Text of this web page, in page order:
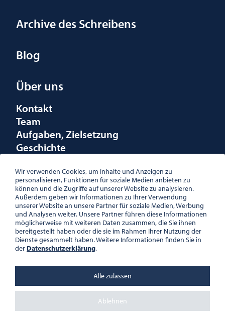
Archive des Schreibens
Blog
Über uns
Kontakt
Team
Aufgaben, Zielsetzung
Geschichte
Förderungen
Logo
ÖSTERREICHISCHE
GESELLSCHAFT FÜR LITERATUR
PALAIS WILCZEK, HERRENGASSE
ZVR-NR.: 508018443
16:00 UHR, FR 10:00 – 13:00 UHR
DATENSCHUTZ
Wir verwenden Cookies, um Inhalte und Anzeigen zu
personalisieren, Funktionen für soziale Medien anbieten zu
können und die Zugriffe auf unserer Website zu analysieren.
Außerdem geben wir Informationen zu Ihrer Verwendung
unserer Website an unsere Partner für soziale Medien, Werbung
und Analysen weiter. Unsere Partner führen diese Informationen
möglicherweise mit weiteren Daten zusammen, die Sie ihnen
bereitgestellt haben oder die sie im Rahmen Ihrer Nutzung der
Dienste gesammelt haben. Weitere Informationen finden Sie in
der Datenschutzerklärung.
Ablehnen
Alle zulassen